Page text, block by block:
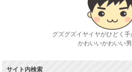
グズグズイヤイヤがひどく手
かわいいかわいい
サイト内検索